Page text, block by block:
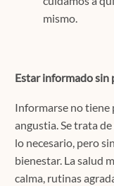
mismo.
Estar informado sin
Informarse no tiene
angustia. Se trata
lo necesario, pero
bienestar. La salud
calma, rutinas